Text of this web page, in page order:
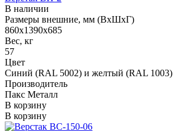
В наличии
Размеры внешние, мм (ВхШхГ)
860х1390х685
Вес, кг
57
Цвет
Синий (RAL 5002) и желтый (RAL 1003)
Производитель
Пакс Металл
В корзину
В корзину